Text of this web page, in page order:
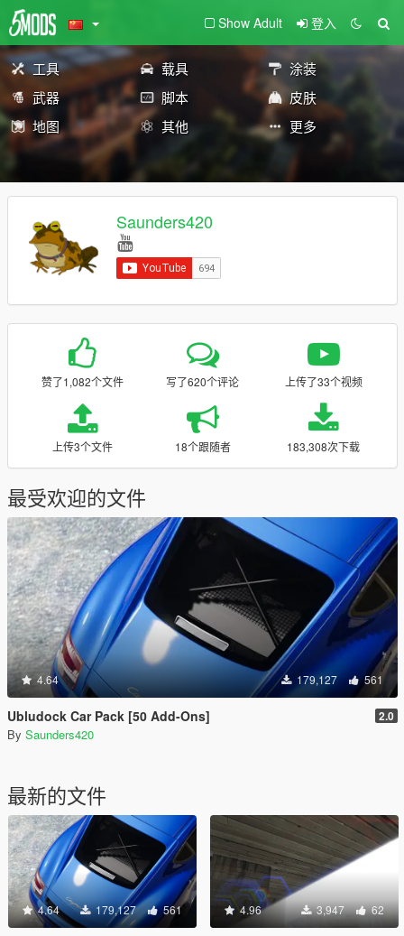
Show Adult 登入
工具 载具
涂装
武器
脚本
皮肤
地图
其他 更多
Saunders420
赞了1,082个文件 写了620个评论 上传了33个视频
上传3个文件 18个跟随者 183,308次下载
最受欢迎的文件
4.64 179,127 561
Ubludock Car Pack [50 Add-Ons] 2.0
By Saunders420
最新的文件
4.64 179,127 561 4.96 3,947 62